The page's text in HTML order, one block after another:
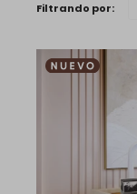
Filtrando por: